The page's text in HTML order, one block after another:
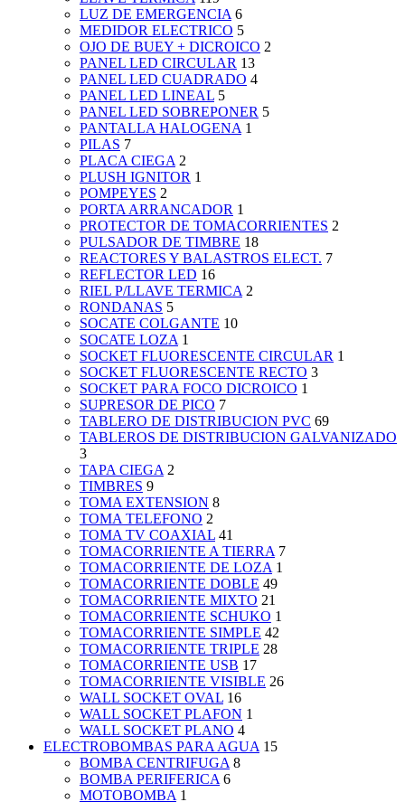
LUZ DE EMERGENCIA 6
MEDIDOR ELECTRICO 5
OJO DE BUEY + DICROICO 2
PANEL LED CIRCULAR 13
PANEL LED CUADRADO 4
PANEL LED LINEAL 5
PANEL LED SOBREPONER 5
PANTALLA HALOGENA 1
PILAS 7
PLACA CIEGA 2
PLUSH IGNITOR 1
POMPEYES 2
PORTA ARRANCADOR 1
PROTECTOR DE TOMACORRIENTES 2
PULSADOR DE TIMBRE 18
REACTORES Y BALASTROS ELECT. 7
REFLECTOR LED 16
RIEL P/LLAVE TERMICA 2
RONDANAS 5
SOCATE COLGANTE 10
SOCATE LOZA 1
SOCKET FLUORESCENTE CIRCULAR 1
SOCKET FLUORESCENTE RECTO 3
SOCKET PARA FOCO DICROICO 1
SUPRESOR DE PICO 7
TABLERO DE DISTRIBUCION PVC 69
TABLEROS DE DISTRIBUCION GALVANIZADO
3
TAPA CIEGA 2
TIMBRES 9
TOMA EXTENSION 8
TOMA TELEFONO 2
TOMA TV COAXIAL 41
TOMACORRIENTE A TIERRA 7
TOMACORRIENTE DE LOZA 1
TOMACORRIENTE DOBLE 49
TOMACORRIENTE MIXTO 21
TOMACORRIENTE SCHUKO 1
TOMACORRIENTE SIMPLE 42
TOMACORRIENTE TRIPLE 28
TOMACORRIENTE USB 17
TOMACORRIENTE VISIBLE 26
WALL SOCKET OVAL 16
WALL SOCKET PLAFON 1
WALL SOCKET PLANO 4
ELECTROBOMBAS PARA AGUA 15
BOMBA CENTRIFUGA 8
BOMBA PERIFERICA 6
MOTOBOMBA 1